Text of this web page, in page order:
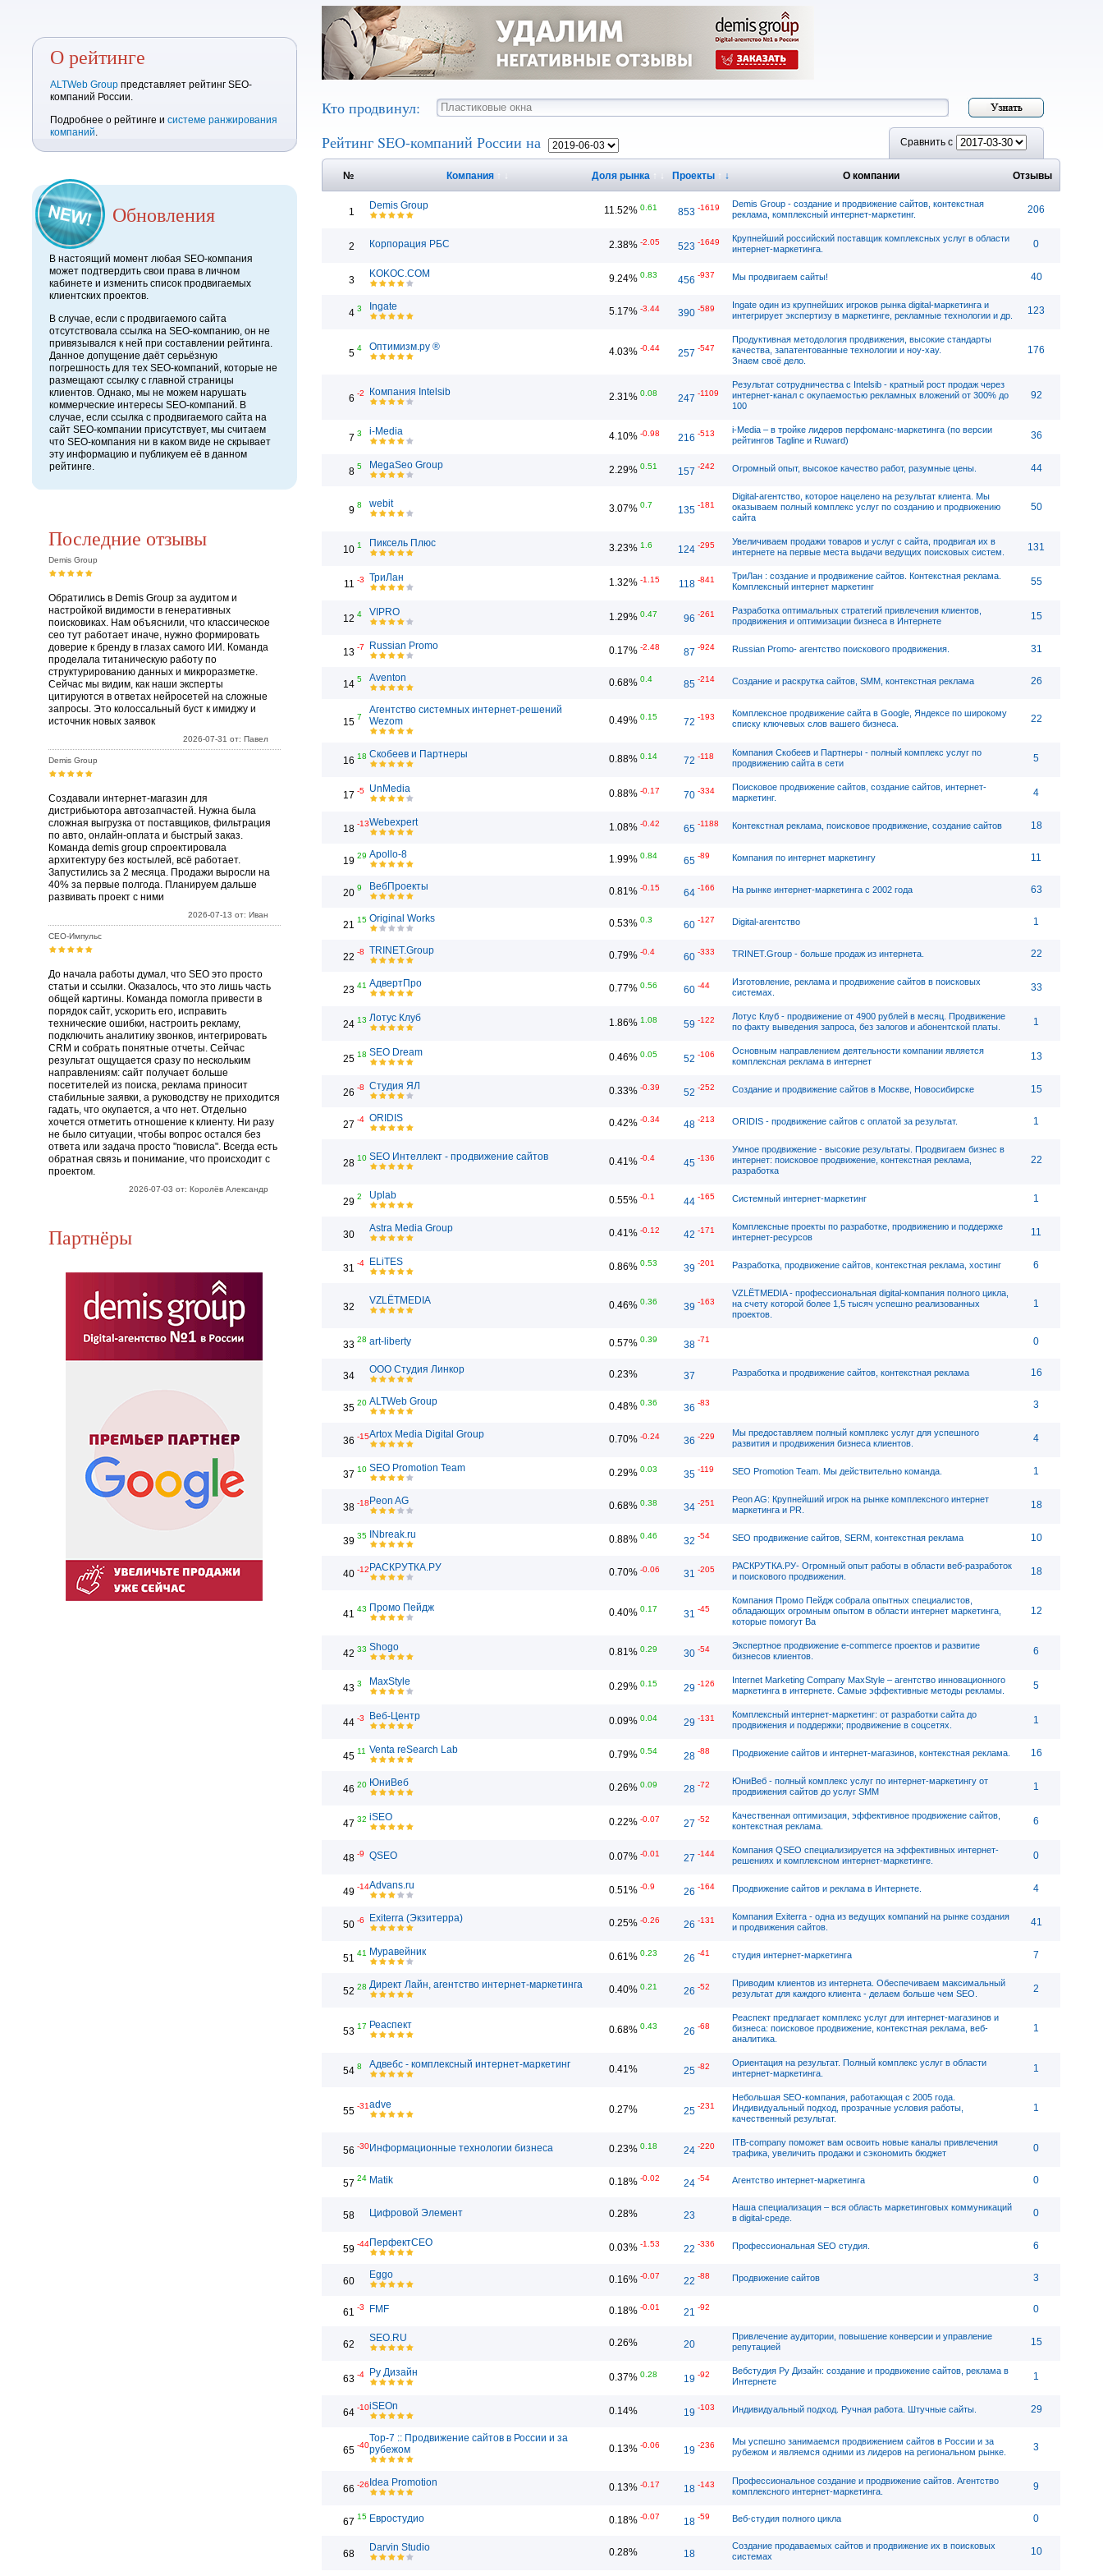
О рейтинге
ALTWeb Group представляет рейтинг SEO-
компаний России.
Подробнее о рейтинге и системе ранжирования
компаний.
Обновления
В настоящий момент любая SEO-компания
может подтвердить свои права в личном
кабинете и изменить список продвигаемых
клиентских проектов.
В случае, если с продвигаемого сайта
отсутствовала ссылка на SEO-компанию, он не
привязывался к ней при составлении рейтинга.
Данное допущение даёт серьёзную
погрешность для тех SEO-компаний, которые не
размещают ссылку с главной страницы
клиентов. Однако, мы не можем нарушать
коммерческие интересы SEO-компаний. В
случае, если ссылка с продвигаемого сайта на
сайт SEO-компании присутствует, мы считаем
что SEO-компания ни в каком виде не скрывает
эту информацию и публикуем её в данном
рейтинге.
Последние отзывы
Demis Group
Обратились в Demis Group за аудитом и
настройкой видимости в генеративных
поисковиках. Нам объяснили, что классическое
сео тут работает иначе, нужно формировать
доверие к бренду в глазах самого ИИ. Команда
проделала титаническую работу по
структурированию данных и микроразметке.
Сейчас мы видим, как наши эксперты
цитируются в ответах нейросетей на сложные
запросы. Это колоссальный буст к имиджу и
источник новых заявок
2026-07-31 от: Павел
Demis Group
Создавали интернет-магазин для
дистрибьютора автозапчастей. Нужна была
сложная выгрузка от поставщиков, фильтрация
по авто, онлайн-оплата и быстрый заказ.
Команда demis group спроектировала
архитектуру без костылей, всё работает.
Запустились за 2 месяца. Продажи выросли на
40% за первые полгода. Планируем дальше
развивать проект с ними
2026-07-13 от: Иван
СЕО-Импульс
До начала работы думал, что SEO это просто
статьи и ссылки. Оказалось, что это лишь часть
общей картины. Команда помогла привести в
порядок сайт, ускорить его, исправить
технические ошибки, настроить рекламу,
подключить аналитику звонков, интегрировать
CRM и собрать понятные отчеты. Сейчас
результат ощущается сразу по нескольким
направлениям: сайт получает больше
посетителей из поиска, реклама приносит
стабильные заявки, а руководству не приходится
гадать, что окупается, а что нет. Отдельно
хочется отметить отношение к клиенту. Ни разу
не было ситуации, чтобы вопрос остался без
ответа или задача просто "повисла". Всегда есть
обратная связь и понимание, что происходит с
проектом.
2026-07-03 от: Королёв Александр
Партнёры
Кто продвинул:
Рейтинг SEO-компаний России на
Сравнить с
№ Компания Доля рынка Проекты ↓ О компании Отзывы
1
Demis Group 11.52% 0.61 853 -1619
Demis Group - cоздание и продвижение сайтов, контекстная
реклама, комплексный интернет-маркетинг.
206
2 Корпорация РБС 2.38% -2.05 523 -1649
Крупнейший российский поставщик комплексных услуг в области
интернет-маркетинга.
0
3
KOKOC.COM 9.24% 0.83 456 -937 Мы продвигаем сайты! 40
4 3 Ingate 5.17% -3.44 390 -589
Ingate один из крупнейших игроков рынка digital-маркетинга и
интегрирует экспертизу в маркетинге, рекламные технологии и др.
123
5 4 Оптимизм.ру ® 4.03% -0.44 257 -547
Продуктивная методология продвижения, высокие стандарты
качества, запатентованные технологии и ноу-хау.
Знаем своё дело.
176
6 -2 Компания Intelsib 2.31% 0.08 247 -1109
Результат сотрудничества с Intelsib - кратный рост продаж через
интернет-канал с окупаемостью рекламных вложений от 300% до
100
92
7 3 i-Media 4.10% -0.98 216 -513
i-Media – в тройке лидеров перфоманс-маркетинга (по версии
рейтингов Tagline и Ruward)
36
8 5 MegaSeo Group 2.29% 0.51 157 -242 Огромный опыт, высокое качество работ, разумные цены. 44
9 8 webit 3.07% 0.7 135 -181
Digital-агентство, которое нацелено на результат клиента. Мы
оказываем полный комплекс услуг по созданию и продвижению
сайта
50
10 1 Пиксель Плюс 3.23% 1.6 124 -295
Увеличиваем продажи товаров и услуг с сайта, продвигая их в
интернете на первые места выдачи ведущих поисковых систем.
131
11 -3 ТриЛан 1.32% -1.15 118 -841
ТриЛан : создание и продвижение сайтов. Контекстная реклама.
Комплексный интернет маркетинг
55
12 4 VIPRO 1.29% 0.47 96 -261
Разработка оптимальных стратегий привлечения клиентов,
продвижения и оптимизации бизнеса в Интернете
15
13 -7 Russian Promo 0.17% -2.48 87 -924 Russian Promo- агентство поискового продвижения. 31
14 5 Aventon 0.68% 0.4 85 -214 Создание и раскрутка сайтов, SMM, контекстная реклама 26
15 7
Агентство системных интернет-решений
Wezom
0.49% 0.15 72 -193
Комплексное продвижение сайта в Google, Яндексе по широкому
списку ключевых слов вашего бизнеса.
22
16 18 Скобеев и Партнеры 0.88% 0.14 72 -118
Компания Скобеев и Партнеры - полный комплекс услуг по
продвижению сайта в сети
5
17 -5 UnMedia 0.88% -0.17 70 -334
Поисковое продвижение сайтов, создание сайтов, интернет-
маркетинг.
4
18 -13Webexpert 1.08% -0.42 65 -1188 Контекстная реклама, поисковое продвижение, создание сайтов 18
19 29 Apollo-8 1.99% 0.84 65 -89 Компания по интернет маркетингу 11
20 9 ВебПроекты 0.81% -0.15 64 -166 На рынке интернет-маркетинга с 2002 года 63
21 15 Original Works 0.53% 0.3 60 -127 Digital-агентство 1
22 -8 TRINET.Group 0.79% -0.4 60 -333 TRINET.Group - больше продаж из интернета. 22
23 41 АдвертПро 0.77% 0.56 60 -44
Изготовление, реклама и продвижение сайтов в поисковых
системах.
33
24 13 Лотус Клуб 1.86% 1.08 59 -122
Лотус Клуб - продвижение от 4900 рублей в месяц. Продвижение
по факту выведения запроса, без залогов и абонентской платы.
1
25 18 SEO Dream 0.46% 0.05 52 -106
Основным направлением деятельности компании является
комплексная реклама в интернет
13
26 -8 Студия ЯЛ 0.33% -0.39 52 -252 Создание и продвижение сайтов в Москве, Новосибирске 15
27 -4 ORIDIS 0.42% -0.34 48 -213 ORIDIS - продвижение сайтов с оплатой за результат. 1
28 10 SEO Интеллект - продвижение сайтов 0.41% -0.4 45 -136
Умное продвижение - высокие результаты. Продвигаем бизнес в
интернет: поисковое продвижение, контекстная реклама,
разработка
22
29 2 Uplab 0.55% -0.1 44 -165 Системный интернет-маркетинг 1
30
Astra Media Group 0.41% -0.12 42 -171
Комплексные проекты по разработке, продвижению и поддержке
интернет-ресурсов
11
31 -4 ELiTES 0.86% 0.53 39 -201 Разработка, продвижение сайтов, контекстная реклама, хостинг 6
32
VZLЁTMEDIA 0.46% 0.36 39 -163
VZLЁTMEDIA - профессиональная digital-компания полного цикла,
на счету которой более 1,5 тысяч успешно реализованных
проектов.
1
33 28 art-liberty 0.57% 0.39 38 -71 0
34
ООО Студия Линкор 0.23% 37 Разработка и продвижение сайтов, контекстная реклама 16
35 20 ALTWeb Group 0.48% 0.36 36 -83 3
36 -15Artox Media Digital Group 0.70% -0.24 36 -229
Мы предоставляем полный комплекс услуг для успешного
развития и продвижения бизнеса клиентов.
4
37 10 SEO Promotion Team 0.29% 0.03 35 -119 SEO Promotion Team. Мы действительно команда. 1
38 -18 Peon AG 0.68% 0.38 34 -251
Peon AG: Крупнейший игрок на рынке комплексного интернет
маркетинга и PR.
18
39 35 INbreak.ru 0.88% 0.46 32 -54 SEO продвижение сайтов, SERM, контекстная реклама 10
40 -12 РАСКРУТКА.РУ 0.70% -0.06 31 -205
РАСКРУТКА.РУ- Огромный опыт работы в области веб-разработок
и поискового продвижения.
18
41 43 Промо Пейдж 0.40% 0.17 31 -45
Компания Промо Пейдж собрала опытных специалистов,
обладающих огромным опытом в области интернет маркетинга,
которые помогут Ва
12
42 33 Shogo 0.81% 0.29 30 -54
Экспертное продвижение e-commerce проектов и развитие
бизнесов клиентов.
6
43 3 MaxStyle 0.29% 0.15 29 -126
Internet Marketing Company MaxStyle – агентство инновационного
маркетинга в интернете. Самые эффективные методы рекламы.
5
44 -3 Веб-Центр 0.09% 0.04 29 -131
Комплексный интернет-маркетинг: от разработки сайта до
продвижения и поддержки; продвижение в соцсетях.
1
45 11 Venta reSearch Lab 0.79% 0.54 28 -88 Продвижение сайтов и интернет-магазинов, контекстная реклама. 16
46 20 ЮниВеб 0.26% 0.09 28 -72
ЮниВеб - полный комплекс услуг по интернет-маркетингу от
продвижения сайтов до услуг SMM
1
47 32 iSEO 0.22% -0.07 27 -52
Качественная оптимизация, эффективное продвижение сайтов,
контекстная реклама.
6
48 -9 QSEO 0.07% -0.01 27 -144
Компания QSEO специализируется на эффективных интернет-
решениях и комплексном интернет-маркетинге.
0
49 -14Advans.ru 0.51% -0.9 26 -164 Продвижение сайтов и реклама в Интернете. 4
50 -6 Exiterra (Экзитерра) 0.25% -0.26 26 -131
Компания Exiterra - одна из ведущих компаний на рынке создания
и продвижения сайтов.
41
51 41 Муравейник 0.61% 0.23 26 -41 студия интернет-маркетинга 7
52 28 Директ Лайн, агентство интернет-маркетинга 0.40% 0.21 26 -52
Приводим клиентов из интернета. Обеспечиваем максимальный
результат для каждого клиента - делаем больше чем SEO.
2
53 17 Реаспект 0.68% 0.43 26 -68
Реаспект предлагает комплекс услуг для интернет-магазинов и
бизнеса: поисковое продвижение, контекстная реклама, веб-
аналитика.
1
54 8 Адвебс - комплексный интернет-маркетинг 0.41% 25 -82
Ориентация на результат. Полный комплекс услуг в области
интернет-маркетинга.
1
55 -31adve 0.27% 25 -231
Небольшая SEO-компания, работающая с 2005 года.
Индивидуальный подход, прозрачные условия работы,
качественный результат.
1
56 -30Информационные технологии бизнеса 0.23% 0.18 24 -220
ITB-company поможет вам освоить новые каналы привлечения
трафика, увеличить продажи и сэкономить бюджет
0
57 24 Matik 0.18% -0.02 24 -54 Агентство интернет-маркетинга 0
58 Цифровой Элемент 0.28% 23
Наша специализация – вся область маркетинговых коммуникаций
в digital-среде.
0
59 -44ПерфектСЕО 0.03% -1.53 22 -336 Профессиональная SEO студия. 6
60
Eggo 0.16% -0.07 22 -88 Продвижение сайтов 3
61 -3 FMF 0.18% -0.01 21 -92 0
62
SEO.RU 0.26% 20
Привлечение аудитории, повышение конверсии и управление
репутацией
15
63 -4 Ру Дизайн 0.37% 0.28 19 -92
Вебстудия Ру Дизайн: создание и продвижение сайтов, реклама в
Интернете
1
64 -10iSEOn 0.14% 19 -103 Индивидуальный подход. Ручная работа. Штучные сайты. 29
65 -40
Top-7 :: Продвижение сайтов в России и за
рубежом
0.13% -0.06 19 -236
Мы успешно занимаемся продвижением сайтов в России и за
рубежом и являемся одними из лидеров на региональном рынке.
3
66 -26 Idea Promotion 0.13% -0.17 18 -143
Профессиональное создание и продвижение сайтов. Агентство
комплексного интернет-маркетинга.
9
67 15 Евростудио 0.18% -0.07 18 -59 Веб-студия полного цикла 0
68
Darvin Studio 0.28% 18
Создание продаваемых сайтов и продвижение их в поисковых
системах
10